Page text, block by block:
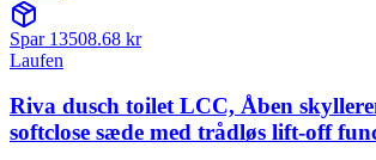
Spar 13508.68 kr
Laufen
Riva dusch toilet LCC, Åben
softclose sæde med trådløs lift-off